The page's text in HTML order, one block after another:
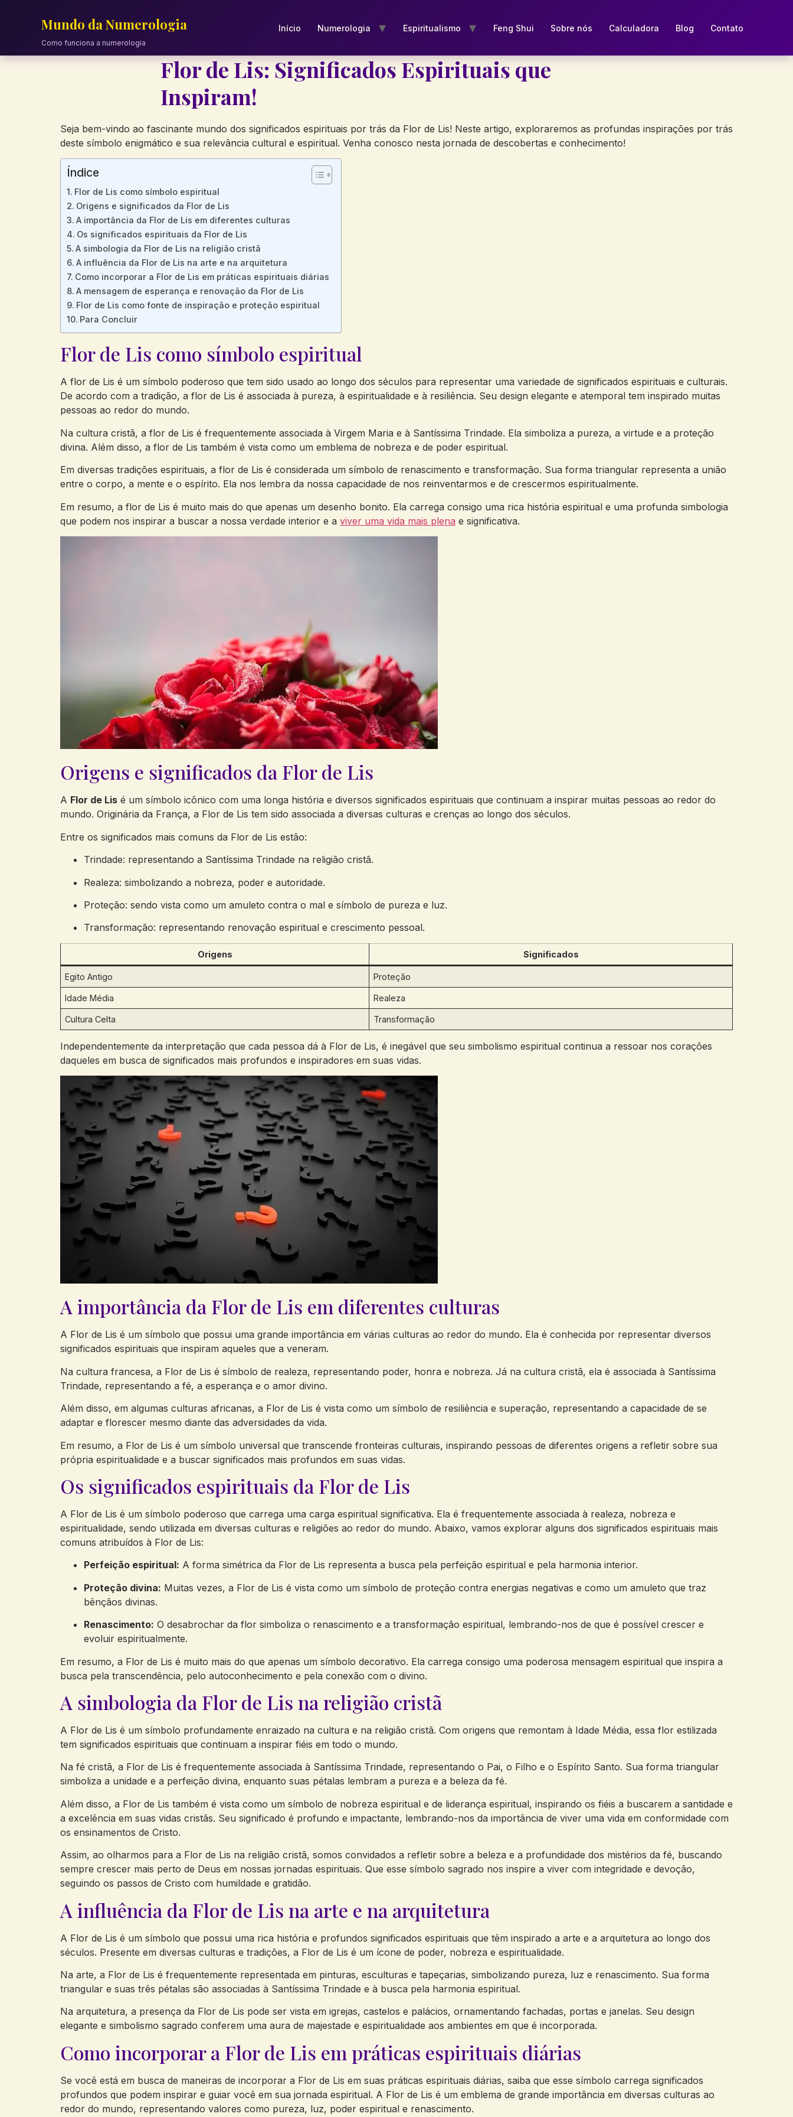
Mundo da Numerologia
Como funciona a numerologia
Início Numerologia Espiritualismo Feng Shui Sobre nós Calculadora Blog Contato
Flor de Lis: Significados Espirituais que
Inspiram!
Seja bem-vindo ao fascinante mundo dos significados espirituais por trás da Flor de Lis! Neste artigo, exploraremos as profundas inspirações por trás
deste símbolo enigmático e sua relevância cultural e espiritual. Venha conosco nesta jornada de descobertas e conhecimento!
Índice
Flor de Lis como símbolo espiritual
Origens e significados da Flor de Lis
A importância da Flor de Lis em diferentes culturas
Os significados espirituais da Flor de Lis
A simbologia da Flor de Lis na religião cristã
A influência da Flor de Lis na arte e na arquitetura
Como incorporar a Flor de Lis em práticas espirituais diárias
A mensagem de esperança e renovação da Flor de Lis
Flor de Lis como fonte de inspiração e proteção espiritual
Para Concluir
Flor de Lis como símbolo espiritual
A flor de Lis é um símbolo poderoso que tem sido usado ao longo dos séculos para representar uma variedade de significados espirituais e culturais.
De acordo com a tradição, a flor de Lis é associada à pureza, à espiritualidade e à resiliência. Seu design elegante e atemporal tem inspirado muitas
pessoas ao redor do mundo.
Na cultura cristã, a flor de Lis é frequentemente associada à Virgem Maria e à Santíssima Trindade. Ela simboliza a pureza, a virtude e a proteção
divina. Além disso, a flor de Lis também é vista como um emblema de nobreza e de poder espiritual.
Em diversas tradições espirituais, a flor de Lis é considerada um símbolo de renascimento e transformação. Sua forma triangular representa a união
entre o corpo, a mente e o espírito. Ela nos lembra da nossa capacidade de nos reinventarmos e de crescermos espiritualmente.
Em resumo, a flor de Lis é muito mais do que apenas um desenho bonito. Ela carrega consigo uma rica história espiritual e uma profunda simbologia
que podem nos inspirar a buscar a nossa verdade interior e a viver uma vida mais plena e significativa.
Origens e significados da Flor de Lis
A Flor de Lis é um símbolo icônico com uma longa história e diversos significados espirituais que continuam a inspirar muitas pessoas ao redor do
mundo. Originária da França, a Flor de Lis tem sido associada a diversas culturas e crenças ao longo dos séculos.
Entre os significados mais comuns da Flor de Lis estão:
Trindade: representando a Santíssima Trindade na religião cristã.
Realeza: simbolizando a nobreza, poder e autoridade.
Proteção: sendo vista como um amuleto contra o mal e símbolo de pureza e luz.
Transformação: representando renovação espiritual e crescimento pessoal.
Origens Significados
Egito Antigo Proteção
Idade Média Realeza
Cultura Celta Transformação
Independentemente da interpretação que cada pessoa dá à Flor de Lis, é inegável que seu simbolismo espiritual continua a ressoar nos corações
daqueles em busca de significados mais profundos e inspiradores em suas vidas.
A importância da Flor de Lis em diferentes culturas
A Flor de Lis é um símbolo que possui uma grande importância em várias culturas ao redor do mundo. Ela é conhecida por representar diversos
significados espirituais que inspiram aqueles que a veneram.
Na cultura francesa, a Flor de Lis é símbolo de realeza, representando poder, honra e nobreza. Já na cultura cristã, ela é associada à Santíssima
Trindade, representando a fé, a esperança e o amor divino.
Além disso, em algumas culturas africanas, a Flor de Lis é vista como um símbolo de resiliência e superação, representando a capacidade de se
adaptar e florescer mesmo diante das adversidades da vida.
Em resumo, a Flor de Lis é um símbolo universal que transcende fronteiras culturais, inspirando pessoas de diferentes origens a refletir sobre sua
própria espiritualidade e a buscar significados mais profundos em suas vidas.
Os significados espirituais da Flor de Lis
A Flor de Lis é um símbolo poderoso que carrega uma carga espiritual significativa. Ela é frequentemente associada à realeza, nobreza e
espiritualidade, sendo utilizada em diversas culturas e religiões ao redor do mundo. Abaixo, vamos explorar alguns dos significados espirituais mais
comuns atribuídos à Flor de Lis:
Perfeição espiritual: A forma simétrica da Flor de Lis representa a busca pela perfeição espiritual e pela harmonia interior.
Proteção divina: Muitas vezes, a Flor de Lis é vista como um símbolo de proteção contra energias negativas e como um amuleto que traz
bênçãos divinas.
Renascimento: O desabrochar da flor simboliza o renascimento e a transformação espiritual, lembrando-nos de que é possível crescer e
evoluir espiritualmente.
Em resumo, a Flor de Lis é muito mais do que apenas um símbolo decorativo. Ela carrega consigo uma poderosa mensagem espiritual que inspira a
busca pela transcendência, pelo autoconhecimento e pela conexão com o divino.
A simbologia da Flor de Lis na religião cristã
A Flor de Lis é um símbolo profundamente enraizado na cultura e na religião cristã. Com origens que remontam à Idade Média, essa flor estilizada
tem significados espirituais que continuam a inspirar fiéis em todo o mundo.
Na fé cristã, a Flor de Lis é frequentemente associada à Santíssima Trindade, representando o Pai, o Filho e o Espírito Santo. Sua forma triangular
simboliza a unidade e a perfeição divina, enquanto suas pétalas lembram a pureza e a beleza da fé.
Além disso, a Flor de Lis também é vista como um símbolo de nobreza espiritual e de liderança espiritual, inspirando os fiéis a buscarem a santidade e
a excelência em suas vidas cristãs. Seu significado é profundo e impactante, lembrando-nos da importância de viver uma vida em conformidade com
os ensinamentos de Cristo.
Assim, ao olharmos para a Flor de Lis na religião cristã, somos convidados a refletir sobre a beleza e a profundidade dos mistérios da fé, buscando
sempre crescer mais perto de Deus em nossas jornadas espirituais. Que esse símbolo sagrado nos inspire a viver com integridade e devoção,
seguindo os passos de Cristo com humildade e gratidão.
A influência da Flor de Lis na arte e na arquitetura
A Flor de Lis é um símbolo que possui uma rica história e profundos significados espirituais que têm inspirado a arte e a arquitetura ao longo dos
séculos. Presente em diversas culturas e tradições, a Flor de Lis é um ícone de poder, nobreza e espiritualidade.
Na arte, a Flor de Lis é frequentemente representada em pinturas, esculturas e tapeçarias, simbolizando pureza, luz e renascimento. Sua forma
triangular e suas três pétalas são associadas à Santíssima Trindade e à busca pela harmonia espiritual.
Na arquitetura, a presença da Flor de Lis pode ser vista em igrejas, castelos e palácios, ornamentando fachadas, portas e janelas. Seu design
elegante e simbolismo sagrado conferem uma aura de majestade e espiritualidade aos ambientes em que é incorporada.
Como incorporar a Flor de Lis em práticas espirituais diárias
Se você está em busca de maneiras de incorporar a Flor de Lis em suas práticas espirituais diárias, saiba que esse símbolo carrega significados
profundos que podem inspirar e guiar você em sua jornada espiritual. A Flor de Lis é um emblema de grande importância em diversas culturas ao
redor do mundo, representando valores como pureza, luz, poder espiritual e renascimento.